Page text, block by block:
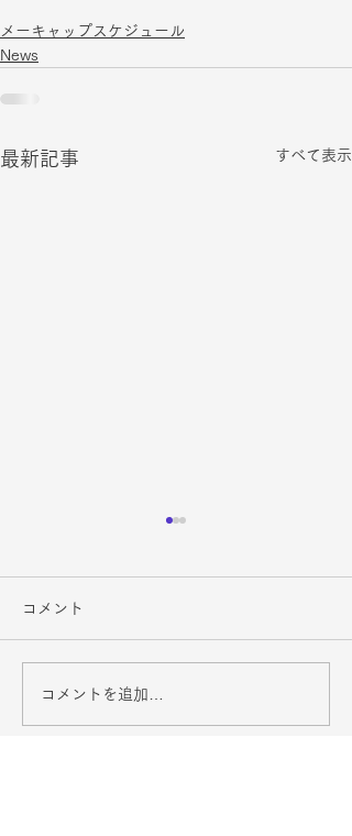
メーキャップスケジュール
News
最新記事 すべて表示
４月スケジュール
コメント
コメントを追加…